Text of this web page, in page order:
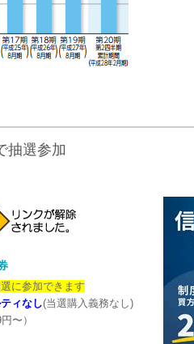
抽選参加
に参加できます
ィなし(当選購入義務なし)
円〜）